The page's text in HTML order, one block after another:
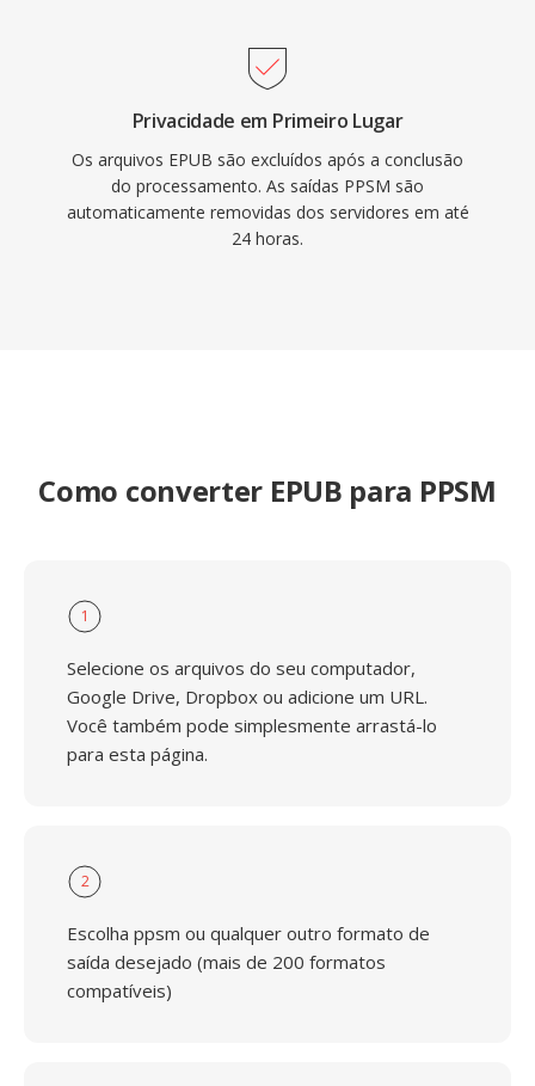
Privacidade em Primeiro Lugar
Os arquivos EPUB são excluídos após a conclusão
do processamento. As saídas PPSM são
automaticamente removidas dos servidores em até
24 horas.
Como converter EPUB para PPSM
1
Selecione os arquivos do seu computador,
Google Drive, Dropbox ou adicione um URL.
Você também pode simplesmente arrastá-lo
para esta página.
2
Escolha ppsm ou qualquer outro formato de
saída desejado (mais de 200 formatos
compatíveis)